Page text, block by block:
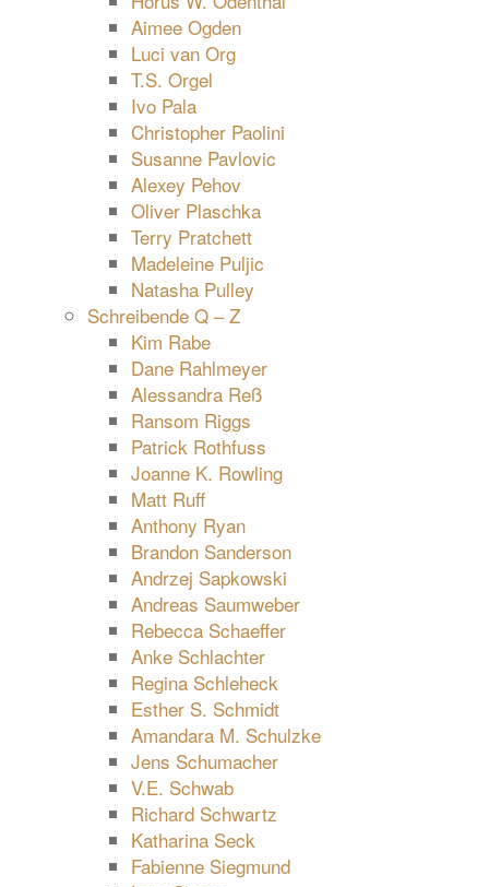
Aimee Ogden
Luci van Org
T.S. Orgel
Ivo Pala
Christopher Paolini
Susanne Pavlovic
Alexey Pehov
Oliver Plaschka
Terry Pratchett
Madeleine Puljic
Natasha Pulley
Schreibende Q – Z
Kim Rabe
Dane Rahlmeyer
Alessandra Reß
Ransom Riggs
Patrick Rothfuss
Joanne K. Rowling
Matt Ruff
Anthony Ryan
Brandon Sanderson
Andrzej Sapkowski
Andreas Saumweber
Rebecca Schaeffer
Anke Schlachter
Regina Schleheck
Esther S. Schmidt
Amandara M. Schulzke
Jens Schumacher
V.E. Schwab
Richard Schwartz
Katharina Seck
Fabienne Siegmund